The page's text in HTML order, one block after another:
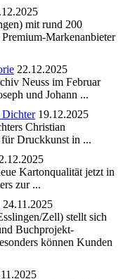
mit rund 200
Markenanbieter
22.12.2025
Neuss im Februar
und Johann ...
19.12.2025
Christian
Druckkunst in ...
Kartonqualität jetzt in
zur ...
24.11.2025
Zell) stellt sich
Buchprojekt-
können Kunden